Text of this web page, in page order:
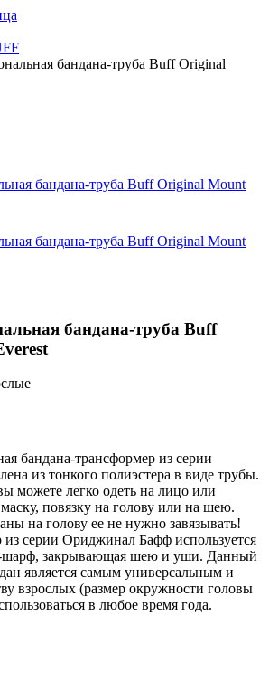
бандана-труба Buff Original
бандана-труба Buff
бандана-трансформер из серии
из тонкого полиэстера в виде трубы.
можете легко одеть на лицо или
повязку на голову или на шею.
на голову ее не нужно завязывать!
из серии Ориджинал Бафф используется
шарф, закрывающая шею и уши. Данный
является самым универсальным и
взрослых (размер окружности головы
в любое время года.